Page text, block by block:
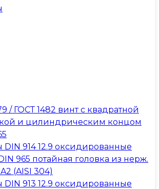
/ ГОСТ 1482 винт с квадратной
и цилиндрическим концом
DIN 914 12.9 оксидированные
965 потайная головка из нерж.
(AISI 304)
DIN 913 12.9 оксидированные